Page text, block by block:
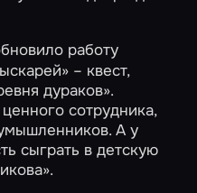
работу
– квест,
дураков».
сотрудника,
А у
сыграть в детскую
.